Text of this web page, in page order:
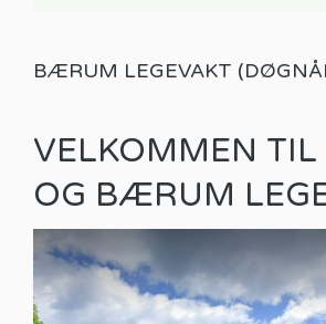
BÆRUM LEGEVAKT
VELKOMMEN TIL
OG BÆRUM